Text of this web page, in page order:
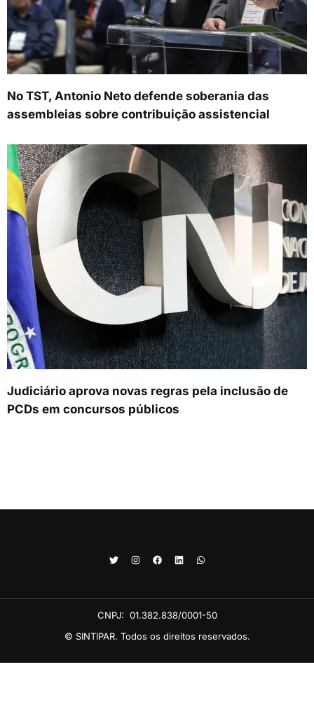
No TST, Antonio Neto defende soberania das
assembleias sobre contribuição assistencial
Judiciário aprova novas regras pela inclusão de
PCDs em concursos públicos
CNPJ: 01.382.838/0001-50
© SINTIPAR. Todos os direitos reservados.